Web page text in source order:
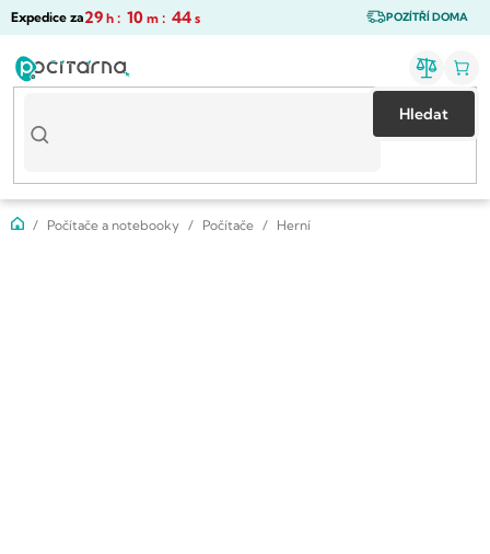
Přejít
POZÍTŘÍ DOMA
Expedice za29 h : 10 m : 44 s
Hledat
DomůPočítače a notebooky Počítače Herní